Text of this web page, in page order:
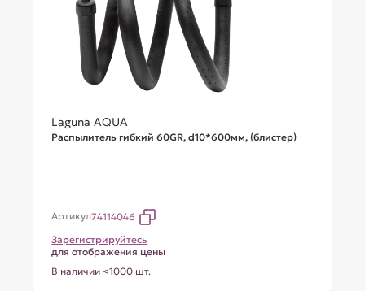
Laguna AQUA
Распылитель гибкий 60GR, d10*600мм, (блистер)
Артикул74114046
Зарегистрируйтесь
для отображения цены
В наличии <1000 шт.